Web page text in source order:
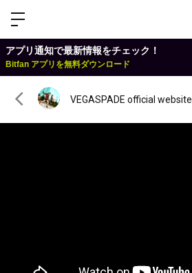
アプリ通知で最新情報をチェック！
Bitfan アプリを無料ダウンロード
VEGASPADE official website